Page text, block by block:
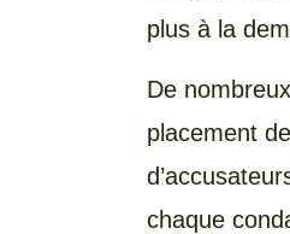
plus à la
De
placement
chaque